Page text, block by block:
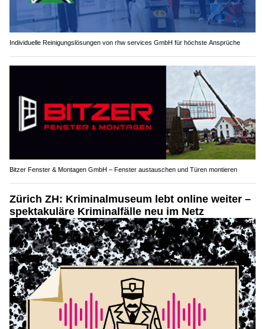
Individuelle Reinigungslösungen von rhw services GmbH für höchste Ansprüche
Bitzer Fenster & Montagen GmbH – Fenster austauschen und Türen montieren
Zürich ZH: Kriminalmuseum lebt online weiter –
spektakuläre Kriminalfälle neu im Netz